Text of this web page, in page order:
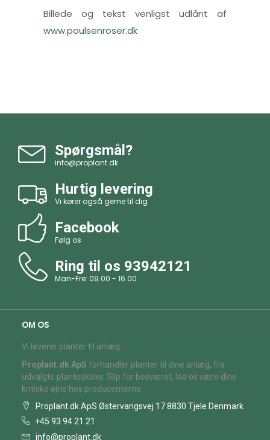
Billede og tekst venligst udlånt af
www.poulsenroser.dk
Spørgsmål?
info@proplant.dk
Hurtig levering
Vi kører også gerne til dig
Facebook
Følg os
Ring til os 93942121
Man-Fre: 09.00 - 16.00
OM OS
Vi leverer planter til anlæg.
Proplant.dk ApS forhandler planter til dine anlæg, fra
udvalgte planteskoler. Slip for besværet, lad os være dine
kritiske øjne hos producenterne.
Proplant.dk ApS Østervangsvej 17 8830 Tjele Denmark
+45 93 94 21 21
info@proplant.dk